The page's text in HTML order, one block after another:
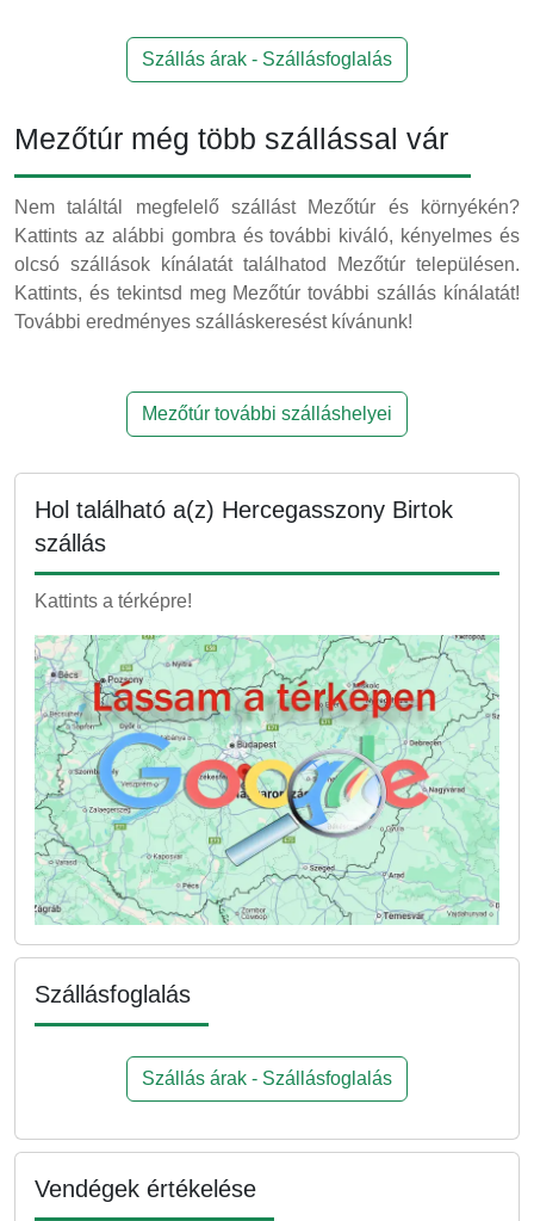
Szállás árak - Szállásfoglalás
Mezőtúr még több szállással vár
Nem találtál megfelelő szállást Mezőtúr és környékén?
Kattints az alábbi gombra és további kiváló, kényelmes és
olcsó szállások kínálatát találhatod Mezőtúr településen.
Kattints, és tekintsd meg Mezőtúr további szállás kínálatát!
További eredményes szálláskeresést kívánunk!
Mezőtúr további szálláshelyei
Hol található a(z) Hercegasszony Birtok
szállás
Kattints a térképre!
Szállásfoglalás
Szállás árak - Szállásfoglalás
Vendégek értékelése